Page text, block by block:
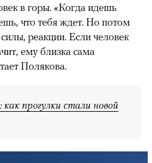
в горы. «Когда идешь
что тебя ждет. Но потом
реакции. Если человек
ему близка сама
Полякова.
прогулки стали новой